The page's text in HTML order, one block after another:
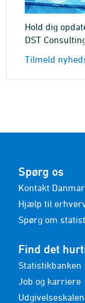
Hold dig
DST
Tilmeld
Spørg os
Kontakt
Hjælp til
Spørg om
Find det
Statistikbanken
Job og karriere